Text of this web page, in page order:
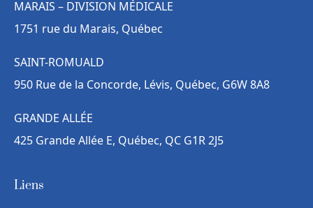
MARAIS – DIVISION MÉDICALE
1751 rue du Marais, Québec
SAINT-ROMUALD
950 Rue de la Concorde, Lévis, Québec, G6W 8A8
GRANDE ALLÉE
425 Grande Allée E, Québec, QC G1R 2J5
Liens